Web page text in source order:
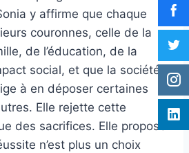
y affirme que chaque
couronnes, celle de la
de l’éducation, de la
social, et que la société,
à en déposer certaines
Elle rejette cette
des sacrifices. Elle propose
n’est plus un choix